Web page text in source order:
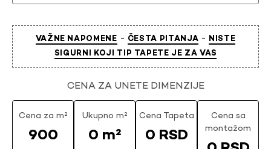
VAŽNE NAPOMENE - ČESTA PITANJA -
NISTE
SIGURNI KOJI TIP TAPETE JE ZA VAS
CENA ZA UNETE DIMENZIJE
Cena za m²
900
Ukupno m²
0 m²
Cena Tapeta
0 RSD
Cena sa
montažom